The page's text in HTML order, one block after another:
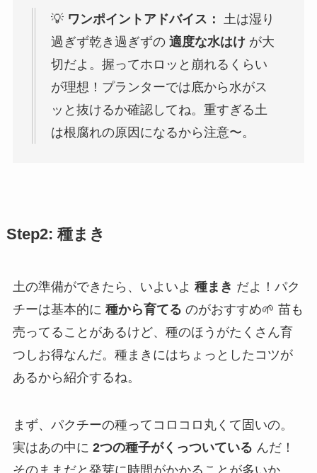
💡 ワンポイントアドバイス：
土は湿り
過ぎず乾き過ぎずの 適度な水はけが大
切だよ。握ってホロッと崩れるくらい
が理想！プランターでは底から水がス
ッと抜けるか確認してね。重すぎる土
は根腐れの原因になるから注意〜。
Step2: 種まき
土の準備ができたら、いよいよ 種まき だよ！パク
チーは基本的に 種から育てる のがおすすめ🌱 苗も
売ってることがあるけど、種のほうがたくさん育
つしお得なんだ。種まきにはちょっとしたコツが
あるから紹介するね。
まず、パクチーの種ってコロコロ丸くて固いの。
実はあの中に 2つの種子がくっついている んだ！